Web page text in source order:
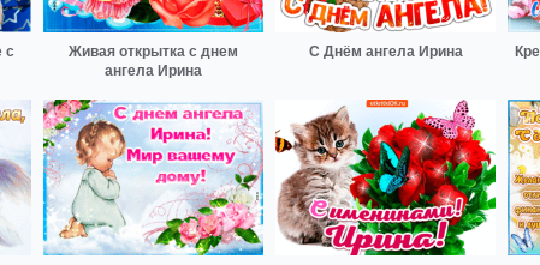
с
Живая открытка с днем
ангела Ирина
С Днём ангела Ирина